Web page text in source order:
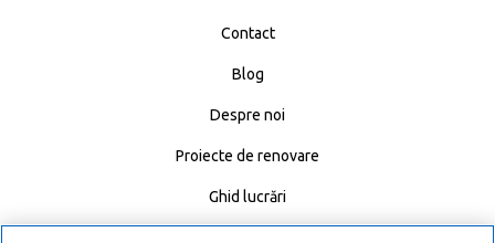
Contact
Blog
Despre noi
Proiecte de renovare
Ghid lucrări